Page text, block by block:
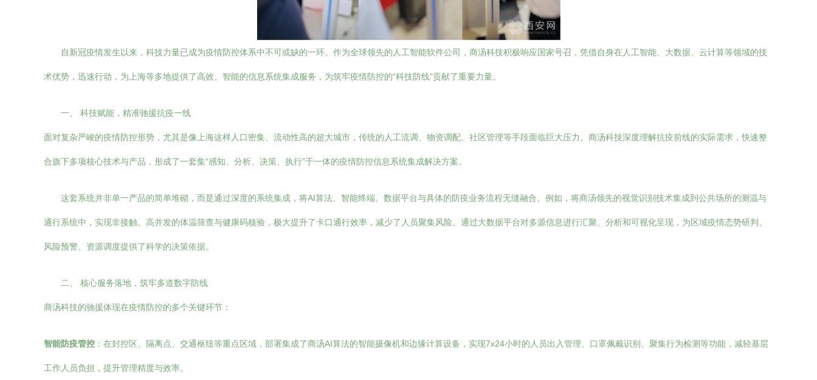
自新冠疫情发生以来，科技力量已成为疫情防控体系中不可或缺的一环。作为全球领先的人工智能软件公司，商汤科技积极响应国家号召，凭借自身在人工智能、大数据、云计算等领域的技
术优势，迅速行动，为上海等多地提供了高效、智能的信息系统集成服务，为筑牢疫情防控的“科技防线”贡献了重要力量。
一、 科技赋能，精准驰援抗疫一线
面对复杂严峻的疫情防控形势，尤其是像上海这样人口密集、流动性高的超大城市，传统的人工流调、物资调配、社区管理等手段面临巨大压力。商汤科技深度理解抗疫前线的实际需求，快速整
合旗下多项核心技术与产品，形成了一套集“感知、分析、决策、执行”于一体的疫情防控信息系统集成解决方案。
这套系统并非单一产品的简单堆砌，而是通过深度的系统集成，将AI算法、智能终端、数据平台与具体的防疫业务流程无缝融合。例如，将商汤领先的视觉识别技术集成到公共场所的测温与
通行系统中，实现非接触、高并发的体温筛查与健康码核验，极大提升了卡口通行效率，减少了人员聚集风险。通过大数据平台对多源信息进行汇聚、分析和可视化呈现，为区域疫情态势研判、
风险预警、资源调度提供了科学的决策依据。
二、 核心服务落地，筑牢多道数字防线
商汤科技的驰援体现在疫情防控的多个关键环节：
智能防疫管控 ：在封控区、隔离点、交通枢纽等重点区域，部署集成了商汤AI算法的智能摄像机和边缘计算设备，实现7x24小时的人员出入管理、口罩佩戴识别、聚集行为检测等功能，减轻基层
工作人员负担，提升管理精度与效率。